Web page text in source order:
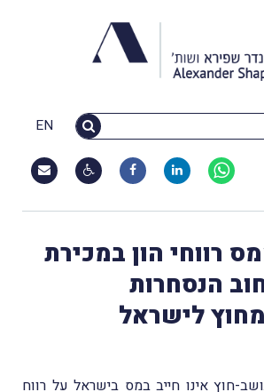
EN
רווחי הון במכירת
הנסחרות
לישראל
חוץ אינו חייב במס בישראל על רווח